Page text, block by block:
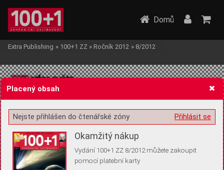
Žádost o souhlas s ukládáním volitelných informací
Domů
Extra Publishing » 100+1 ZZ » Ročník 2012 » 8/2012
Placený obsah
Přihlásit se
Nejste přihlášen do čtenářské zóny
Okamžitý nákup
Vydání 100+1 ZZ 8/2012 můžete zakoupit
pomocí platební karty